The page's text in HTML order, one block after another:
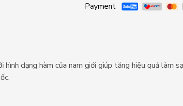
Payment
dạng hàm của nam giới giúp tăng hiệu quả làm